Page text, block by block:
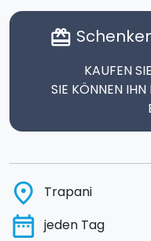
card_giftcard
KAUFEN
SIE KÖNNEN IHN
place Trapani
date_range jeden Tag